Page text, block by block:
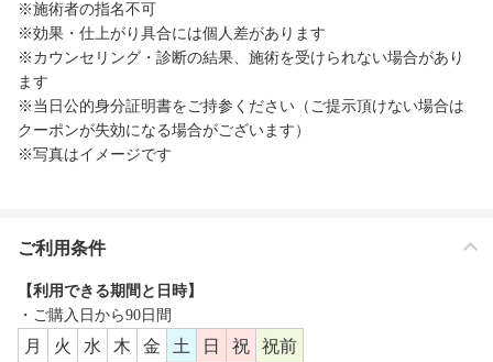
※施術者の指名不可
※効果・仕上がり具合には個人差があります
※カウンセリング・診断の結果、施術を受けられない場合があり
ます
※当日公的身分証明書をご持参ください（ご提示頂けない場合は
クーポンが失効になる場合がございます）
※写真はイメージです
ご利用条件
【利用できる期間と日時】
・ご購入日から90日間
月 火 水 木 金 土 日 祝 祝前